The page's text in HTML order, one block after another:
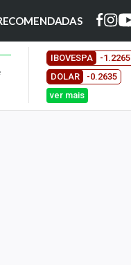
IBOVESPA -1.2265
DOLAR
-0.2635
ver mais